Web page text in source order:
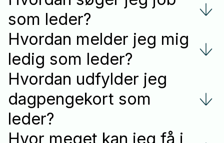
som leder?
Hvordan melder jeg mig
ledig som leder?
Hvordan udfylder jeg
dagpengekort som
leder?
Hvor meget kan jeg få i